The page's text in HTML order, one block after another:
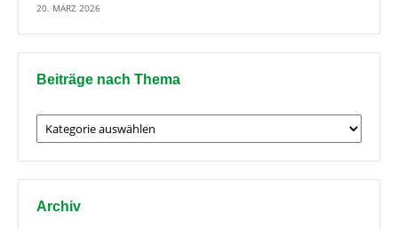
20. MÄRZ 2026
Beiträge nach Thema
Beiträge
nach
Thema
Archiv